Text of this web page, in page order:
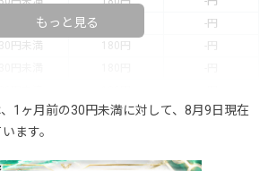
30円未満
-円
30円未満 180円
-円
円未満 180円
-円
円未満
円未満 180円
もっと見る
1ヶ月前の30円未満に対して、8月9日現在
ます。